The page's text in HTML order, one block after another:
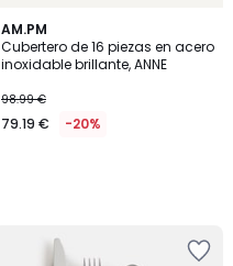
AM.PM
Cubertero de 16 piezas en acero
inoxidable brillante, ANNE
98.99 €
79.19 € -20%